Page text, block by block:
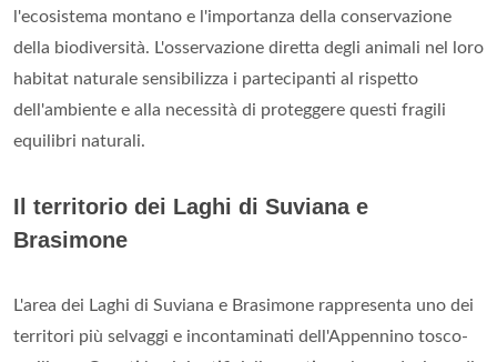
l'ecosistema montano e l'importanza della conservazione
della biodiversità. L'osservazione diretta degli animali nel loro
habitat naturale sensibilizza i partecipanti al rispetto
dell'ambiente e alla necessità di proteggere questi fragili
equilibri naturali.
Il territorio dei Laghi di Suviana e
Brasimone
L'area dei Laghi di Suviana e Brasimone rappresenta uno dei
territori più selvaggi e incontaminati dell'Appennino tosco-